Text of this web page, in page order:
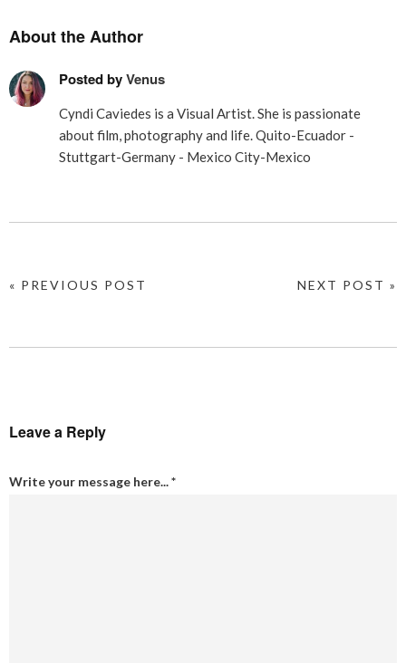
About the Author
Posted byVenus
Cyndi Caviedes is a Visual Artist. She is passionate
about film, photography and life. Quito-Ecuador -
Stuttgart-Germany - Mexico City-Mexico
NEXT POST »
« PREVIOUS POST
Leave a Reply
Write your message here...*